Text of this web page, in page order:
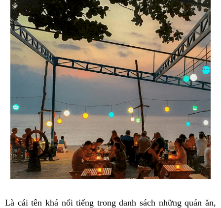
Là cái tên khá nổi tiếng trong danh sách những quán ăn,